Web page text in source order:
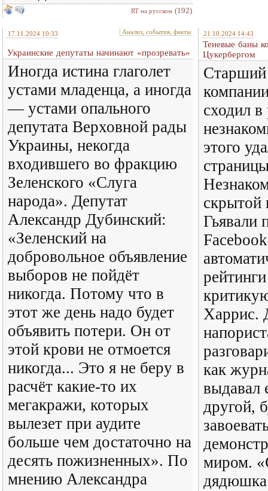
RT на русском (192)
17.11.2024 10:33 Анализ, события, факты
Украинские депутаты начинают «прозревать»
Иногда истина глаголет
устами младенца, а иногда
— устами опального
депутата Верховной рады
Украины, некогда
входившего во фракцию
Зеленского «Слуга
народа». Депутат
Александр Дубинский:
«Зеленский на
добровольное объявление
выборов не пойдёт
никогда. Потому что в
этот же день надо будет
объявить потери. Он от
этой крови не отмоется
никогда... Это я не беру в
расчёт какие-то их
мегакражи, которых
вылезет при аудите
больше чем достаточно на
десять пожизненных». По
мнению Александра
21.10.2024 14:43
Теневые баны
Цукербергом
сходил в
этого
скрытой
Гьявали
Харрис.
как
выдавал
другой,
миром.